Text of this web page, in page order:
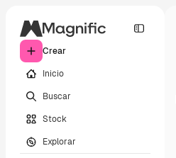
Crear
Inicio
Buscar
Stock
Explorar